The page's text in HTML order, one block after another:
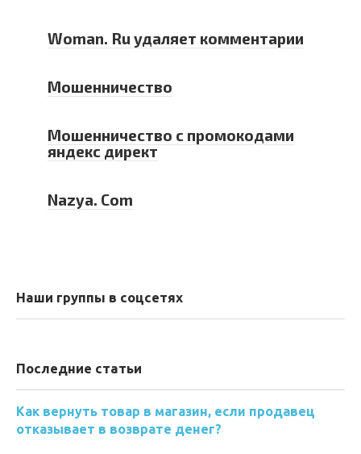
Woman. Ru удаляет комментарии
Мошенничество
Мошенничество с промокодами
яндекс директ
Nаzyа. Com
Наши группы в соцсетях
Последние статьи
Как вернуть товар в магазин, если продавец
отказывает в возврате денег?